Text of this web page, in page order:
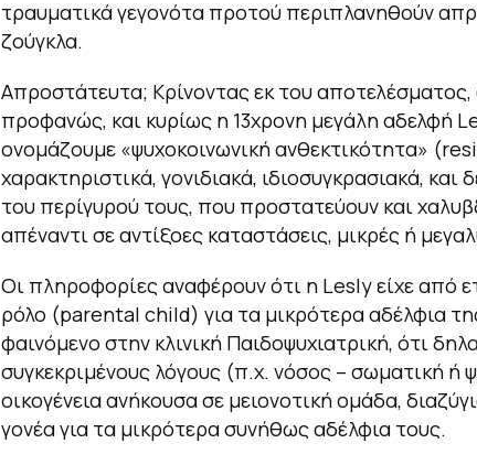
τραυματικά γεγονότα προτού περιπλανηθούν
ζούγκλα.
Απροστάτευτα; Κρίνοντας εκ του αποτελέσματος,
προφανώς, και κυρίως η 13χρονη μεγάλη αδελφή
ονομάζουμε «ψυχοκοινωνική ανθεκτικότητα»
χαρακτηριστικά, γονιδιακά, ιδιοσυγκρασιακά, και
του περίγυρού τους, που προστατεύουν και
απέναντι σε αντίξοες καταστάσεις, μικρές ή
Οι πληροφορίες αναφέρουν ότι η Lesly είχε από
ρόλο (parental child) για τα μικρότερα αδέλφια
φαινόμενο στην κλινική Παιδοψυχιατρική, ότι
συγκεκριμένους λόγους (π.χ. νόσος – σωματική ή
οικογένεια ανήκουσα σε μειονοτική ομάδα,
γονέα για τα μικρότερα συνήθως αδέλφια τους.